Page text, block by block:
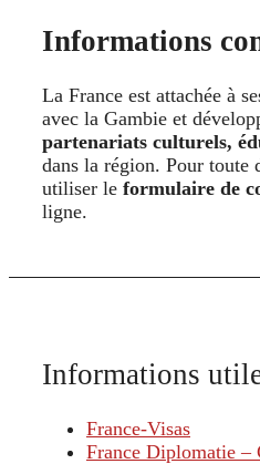
Informations
La France est attachée à
avec la Gambie et
partenariats culturels,
dans la région. Pour toute
utiliser le formulaire de
ligne.
Informations
France-Visas
France Diplomatie –